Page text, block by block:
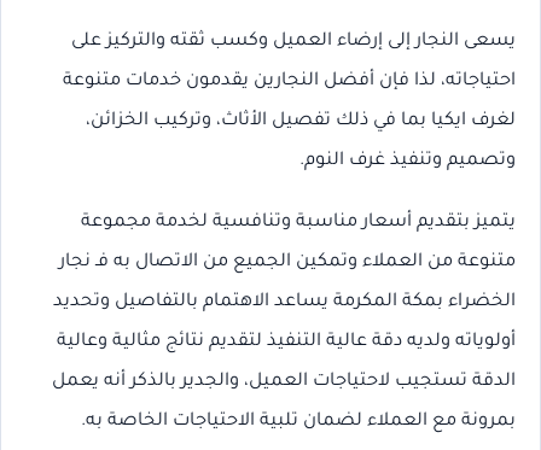
يسعى النجار إلى إرضاء العميل وكسب ثقته والتركيز على
احتياجاته، لذا فإن أفضل النجارين يقدمون خدمات متنوعة
لغرف ايكيا بما في ذلك تفصيل الأثاث، وتركيب الخزائن،
وتصميم وتنفيذ غرف النوم.
يتميز بتقديم أسعار مناسبة وتنافسية لخدمة مجموعة
متنوعة من العملاء وتمكين الجميع من الاتصال به فـ نجار
الخضراء بمكة المكرمة يساعد الاهتمام بالتفاصيل وتحديد
أولوياته ولديه دقة عالية التنفيذ لتقديم نتائج مثالية وعالية
الدقة تستجيب لاحتياجات العميل، والجدير بالذكر أنه يعمل
بمرونة مع العملاء لضمان تلبية الاحتياجات الخاصة به.